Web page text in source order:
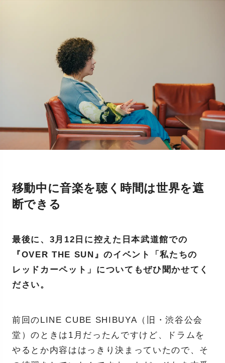
移動中に音楽を聴く時間は世界を遮
断できる
最後に、3月12日に控えた日本武道館での
『OVER THE SUN』のイベント「私たちの
レッドカーペット」についてもぜひ聞かせてく
ださい。
前回のLINE CUBE SHIBUYA（旧・渋谷公会
堂）のときは1月だったんですけど、ドラムを
やるとか内容ははっきり決まっていたので、そ